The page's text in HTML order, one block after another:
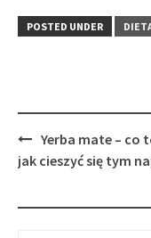
POSTED UNDER
Post
navigation
Yerba mate – co
jak cieszyć się tym